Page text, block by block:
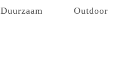
Duurzaam Outdoor